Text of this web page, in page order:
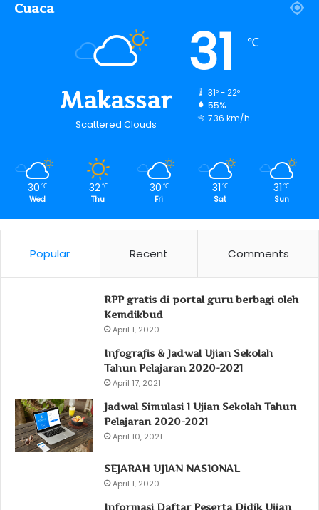
Cuaca
Makassar
Scattered Clouds
31 ℃
31º - 22º
55%
7.36 km/h
30 ℃
Wed
32 ℃
Thu
30 ℃
Fri
31 ℃
Sat
31 ℃
Sun
Popular Recent Comments
RPP gratis di portal guru berbagi oleh
Kemdikbud
April 1, 2020
Infografis & Jadwal Ujian Sekolah
Tahun Pelajaran 2020-2021
April 17, 2021
Jadwal Simulasi 1 Ujian Sekolah Tahun
Pelajaran 2020-2021
April 10, 2021
SEJARAH UJIAN NASIONAL
April 1, 2020
Informasi Daftar Peserta Didik Ujian